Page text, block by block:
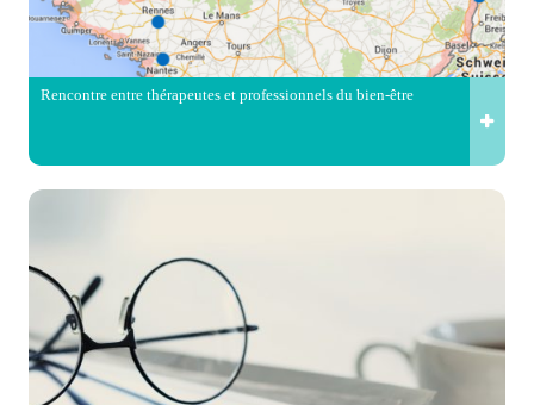
Rencontre entre thérapeutes et professionnels du bien-être